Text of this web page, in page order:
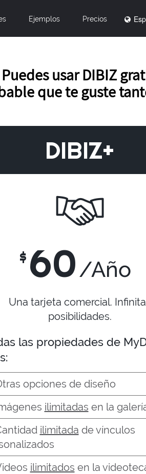
Ejemplos Precios
Puedes usar DIBIZ
que te guste
DIBIZ+
$60/Año
Una tarjeta comercial.
posibilidades.
las propiedades de
opciones de diseño
ilimitadas en la
ilimitada de vínculos
ilimitados en la